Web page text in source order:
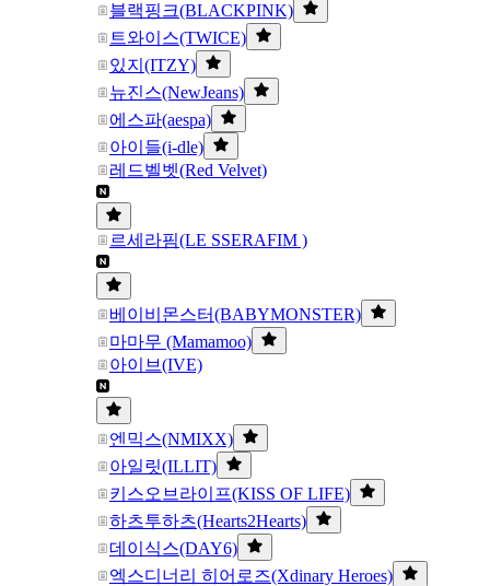
블랙핑크(BLACKPINK)
트와이스(TWICE)
있지(ITZY)
뉴진스(NewJeans)
에스파(aespa)
아이들(i-dle)
레드벨벳(Red Velvet)
르세라핌(LE SSERAFIM )
베이비몬스터(BABYMONSTER)
마마무 (Mamamoo)
아이브(IVE)
엔믹스(NMIXX)
아일릿(ILLIT)
키스오브라이프(KISS OF LIFE)
하츠투하츠(Hearts2Hearts)
데이식스(DAY6)
엑스디너리 히어로즈(Xdinary Heroes)